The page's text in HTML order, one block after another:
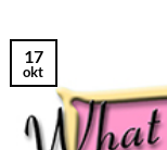
17
okt